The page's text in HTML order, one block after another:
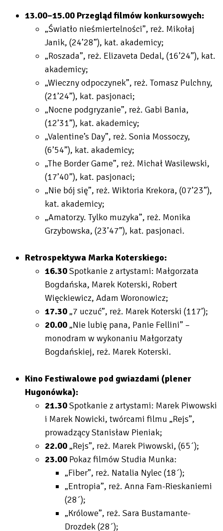
13.00–15.00 Przegląd filmów konkursowych:
„Światło nieśmiertelności”, reż. Mikołaj
Janik, (24’28”), kat. akademicy;
„Roszada”, reż. Elizaveta Dedal, (16’24”), kat.
akademicy;
„Wieczny odpoczynek”, reż. Tomasz Pulchny,
(21’24”), kat. pasjonaci;
„Nocne podgryzanie”, reż. Gabi Bania,
(12’31”), kat. akademicy;
„Valentine’s Day”, reż. Sonia Mossoczy,
(6’54”), kat. akademicy;
„The Border Game”, reż. Michał Wasilewski,
(17’40”), kat. pasjonaci;
„Nie bój się”, reż. Wiktoria Krekora, (07’23”),
kat. akademicy;
„Amatorzy. Tylko muzyka”, reż. Monika
Grzybowska, (23’47”), kat. pasjonaci.
Retrospektywa Marka Koterskiego:
16.30Spotkanie z artystami: Małgorzata
Bogdańska, Marek Koterski, Robert
Więckiewicz, Adam Woronowicz;
17.30„7 uczuć”, reż. Marek Koterski (117’);
20.00„Nie lubię pana, Panie Fellini” –
monodram w wykonaniu Małgorzaty
Bogdańskiej, reż. Marek Koterski.
Kino Festiwalowe pod gwiazdami (plener
Hugonówka):
21.30Spotkanie z artystami: Marek Piwowski
i Marek Nowicki, twórcami filmu „Rejs”,
prowadzący Stanisław Pieniak;
22.00„Rejs”, reż. Marek Piwowski, (65´);
23.00 Pokaz filmów Studia Munka:
„Fiber”, reż. Natalia Nylec (18´);
„Entropia”, reż. Anna Fam-Rieskaniemi
(28´);
„Królowe”, reż. Sara Bustamante-
Drozdek (28´);